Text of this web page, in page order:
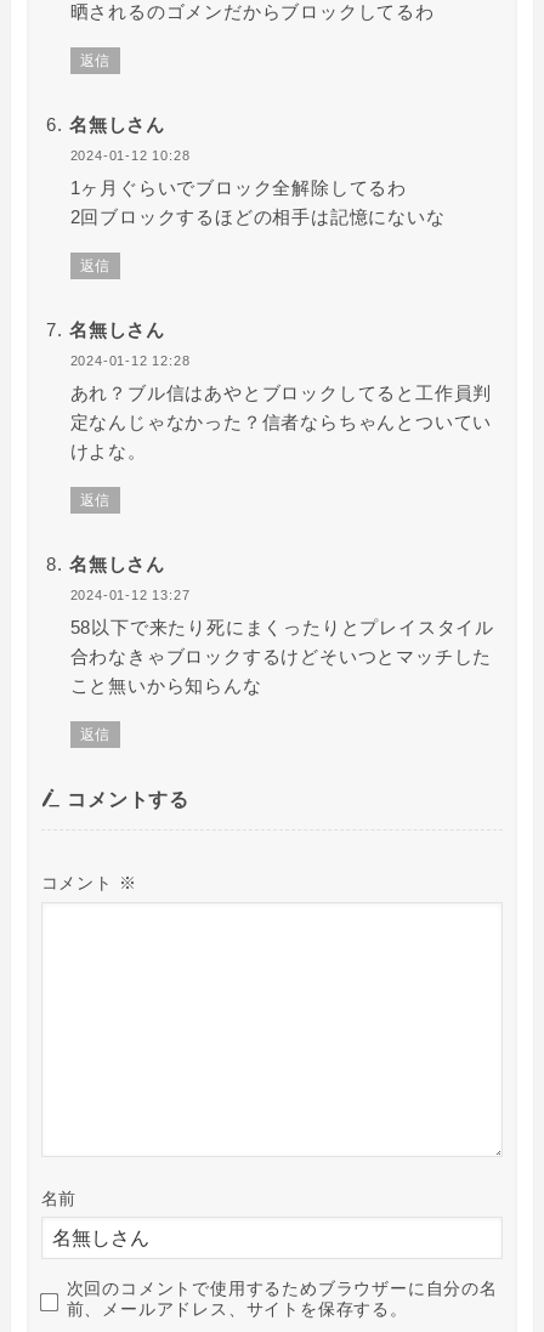
晒されるのゴメンだからブロックしてるわ
返信
名無しさん
2024-01-12 10:28
1ヶ月ぐらいでブロック全解除してるわ
2回ブロックするほどの相手は記憶にないな
返信
名無しさん
2024-01-12 12:28
あれ？ブル信はあやとブロックしてると工作員判
定なんじゃなかった？信者ならちゃんとついてい
けよな。
返信
名無しさん
2024-01-12 13:27
58以下で来たり死にまくったりとプレイスタイル
合わなきゃブロックするけどそいつとマッチした
こと無いから知らんな
返信
コメントする
コメント ※
名前
次回のコメントで使用するためブラウザーに自分の名
前、メールアドレス、サイトを保存する。